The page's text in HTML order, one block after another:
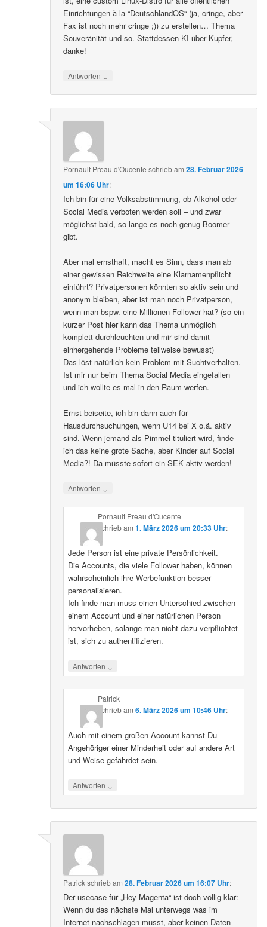
Einrichtungen à la “DeutschlandOS“ (ja, cringe, aber
Fax ist noch mehr cringe ;)) zu erstellen… Thema
Souveränität und so. Stattdessen KI über Kupfer,
danke!
Antworten ↓
Pornault Preau d'Oucente schriebam28. Februar 2026
um 16:06 Uhr:
Ich bin für eine Volksabstimmung, ob Alkohol oder
Social Media verboten werden soll – und zwar
möglichst bald, so lange es noch genug Boomer
gibt.
Aber mal ernsthaft, macht es Sinn, dass man ab
einer gewissen Reichweite eine Klarnamenpflicht
einführt? Privatpersonen könnten so aktiv sein und
anonym bleiben, aber ist man noch Privatperson,
wenn man bspw. eine Millionen Follower hat? (so ein
kurzer Post hier kann das Thema unmöglich
komplett durchleuchten und mir sind damit
einhergehende Probleme teilweise bewusst)
Das löst natürlich kein Problem mit Suchtverhalten.
Ist mir nur beim Thema Social Media eingefallen
und ich wollte es mal in den Raum werfen.
Ernst beiseite, ich bin dann auch für
Hausdurchsuchungen, wenn U14 bei X o.ä. aktiv
sind. Wenn jemand als Pimmel tituliert wird, finde
ich das keine grote Sache, aber Kinder auf Social
Media?! Da müsste sofort ein SEK aktiv werden!
Antworten ↓
Pornault Preau d'Oucente
schriebam 1. März 2026 um 20:33 Uhr:
Jede Person ist eine private Persönlichkeit.
Die Accounts, die viele Follower haben, können
wahrscheinlich ihre Werbefunktion besser
personalisieren.
Ich finde man muss einen Unterschied zwischen
einem Account und einer natürlichen Person
hervorheben, solange man nicht dazu verpflichtet
ist, sich zu authentifizieren.
Antworten ↓
Patrick
schriebam 6. März 2026 um 10:46 Uhr:
Auch mit einem großen Account kannst Du
Angehöriger einer Minderheit oder auf andere Art
und Weise gefährdet sein.
Antworten ↓
Patrickschriebam28. Februar 2026 um 16:07 Uhr:
Der usecase für „Hey Magenta“ ist doch völlig klar:
Wenn du das nächste Mal unterwegs was im
Internet nachschlagen musst, aber keinen Daten-